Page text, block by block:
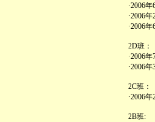
·2006
·2006
·2006
2D班：
·2006
·2006
2C班：
·2006
2B班: